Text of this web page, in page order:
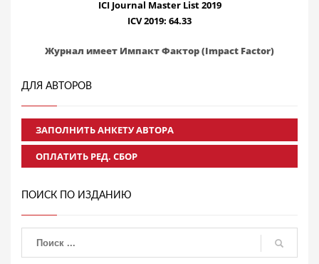
ICI Journal Master List 2019
ICV 2019: 64.33
Журнал имеет Импакт Фактор (Impact Factor)
ДЛЯ АВТОРОВ
ЗАПОЛНИТЬ АНКЕТУ АВТОРА
ОПЛАТИТЬ РЕД. СБОР
ПОИСК ПО ИЗДАНИЮ